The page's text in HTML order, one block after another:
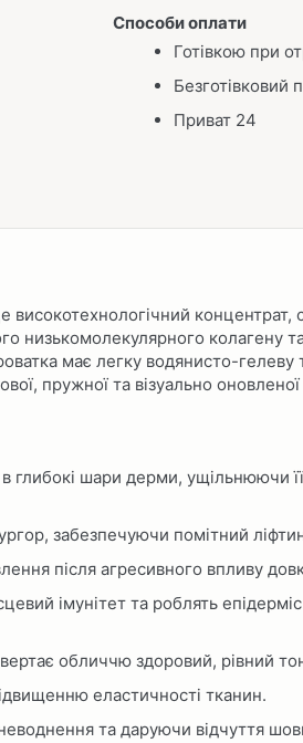
Способи оплати
Готівкою при
Безготівковий
Приват 24
високотехнологічний концентрат,
низькомолекулярного колагену
має легку водянисто-гелеву
пружної та візуально оновленої
глибокі шари дерми, ущільнюючи
забезпечуючи помітний
після агресивного впливу
імунітет та роблять
обличчю здоровий, рівний
еластичності тканин.
та даруючи відчуття